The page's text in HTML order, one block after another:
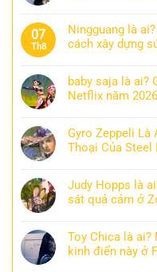
07
Th8
Ningguang là
cách xây dựng
baby saja là ai?
Netflix năm 2026
Gyro Zeppeli Là
Thoại Của Steel
Judy Hopps là
sát quả cảm ở
Toy Chica là ai?
kinh điển này ở